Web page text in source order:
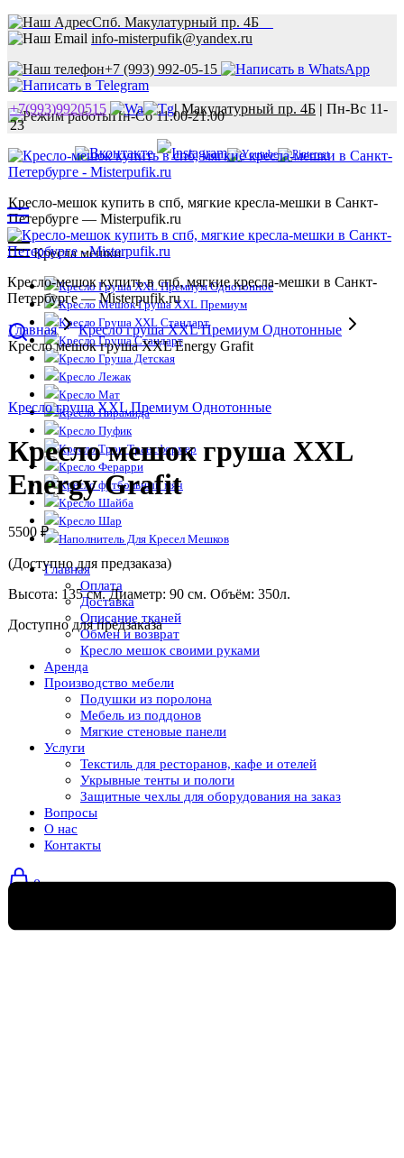
Спб. Макулатурный пр. 4Б
info-misterpufik@yandex.ru
+7 (993) 992-05-15
Пн-Сб 11.00-21.00
+7(993)9920515 | Макулатурный пр. 4Б | Пн-Вс 11-
23
Кресло-мешок купить в спб, мягкие кресла-мешки в Санкт-
Петербурге — Misterpufik.ru
Кресла мешки
Кресло Груша XXL Премиум Однотонное
Кресло Мешок Груша XXL Премиум
Кресло Груша XXL Стандарт
Кресло Груша Стандарт
Кресло Груша Детская
Кресло Лежак
Кресло Мат
Кресло Пирамида
Кресло Пуфик
Кресло Трон Трансформер
Кресло Ферарри
Кресло футбольный мяч
Кресло Шайба
Кресло Шар
Наполнитель Для Кресел Мешков
Главная
Оплата
Доставка
Описание тканей
Обмен и возврат
Кресло мешок своими руками
Аренда
Производство мебели
Подушки из поролона
Мебель из поддонов
Мягкие стеновые панели
Услуги
Текстиль для ресторанов, кафе и отелей
Укрывные тенты и пологи
Защитные чехлы для оборудования на заказ
Вопросы
О нас
Контакты
0
Кресло-мешок купить в спб, мягкие кресла-мешки в Санкт-
Петербурге — Misterpufik.ru
Главная
Кресло груша XXL Премиум Однотонные
Кресло мешок груша XXL Energy Grafit
Кресло груша XXL Премиум Однотонные
Кресло мешок груша XXL
Energy Grafit
5500 ₽
(Доступно для предзаказа)
Высота: 135 см. Диаметр: 90 см. Объём: 350л.
Доступно для предзаказа